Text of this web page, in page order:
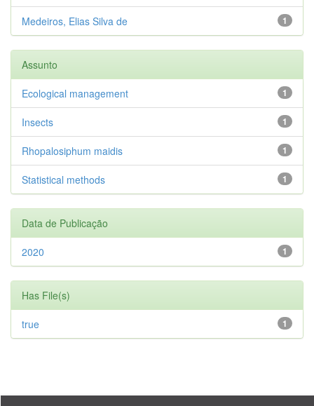
1
Medeiros, Elias Silva de
Assunto
1
Ecological management
1
Insects
1
Rhopalosiphum maidis
1
Statistical methods
Data de Publicação
1
2020
Has File(s)
1
true